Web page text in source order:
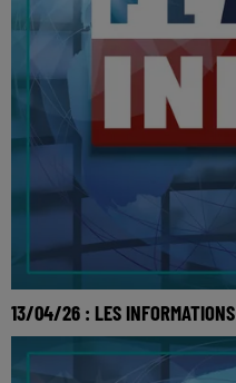
13/04/26 : LES INFORMATIONS